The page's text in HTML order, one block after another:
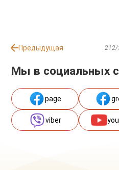
Предыдущая 212/
Мы в социальных
page
viber